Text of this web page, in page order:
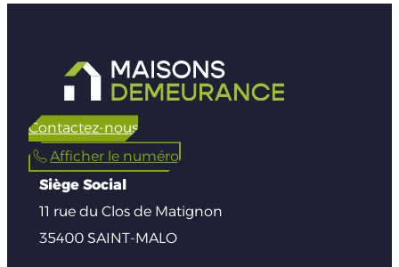
Contactez-nous
Afficher le numéro
Siège Social
11 rue du Clos de Matignon
35400 SAINT-MALO